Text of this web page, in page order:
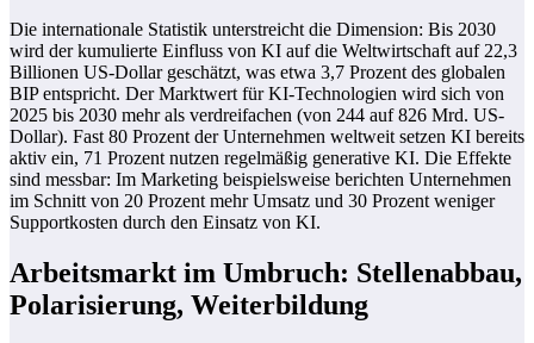
Die internationale Statistik unterstreicht die Dimension: Bis 2030
wird der kumulierte Einfluss von KI auf die Weltwirtschaft auf 22,3
Billionen US-Dollar geschätzt, was etwa 3,7 Prozent des globalen
BIP entspricht. Der Marktwert für KI-Technologien wird sich von
2025 bis 2030 mehr als verdreifachen (von 244 auf 826 Mrd. US-
Dollar). Fast 80 Prozent der Unternehmen weltweit setzen KI bereits
aktiv ein, 71 Prozent nutzen regelmäßig generative KI. Die Effekte
sind messbar: Im Marketing beispielsweise berichten Unternehmen
im Schnitt von 20 Prozent mehr Umsatz und 30 Prozent weniger
Supportkosten durch den Einsatz von KI.
Arbeitsmarkt im Umbruch: Stellenabbau,
Polarisierung, Weiterbildung